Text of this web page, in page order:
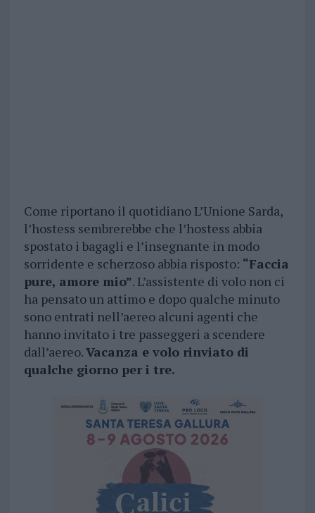
Come riportano il quotidiano L’Unione Sarda,
l’hostess sembrerebbe che l’hostess abbia
spostato i bagagli e l’insegnante in modo
sorridente e scherzoso abbia risposto: “Faccia
pure, amore mio”. L’assistente di volo non ci
ha pensato un attimo e dopo qualche minuto
sono entrati nell’aereo alcuni agenti che
hanno invitato i tre passeggeri a scendere
dall’aereo.Vacanza e volo rinviato di
qualche giorno per i tre.